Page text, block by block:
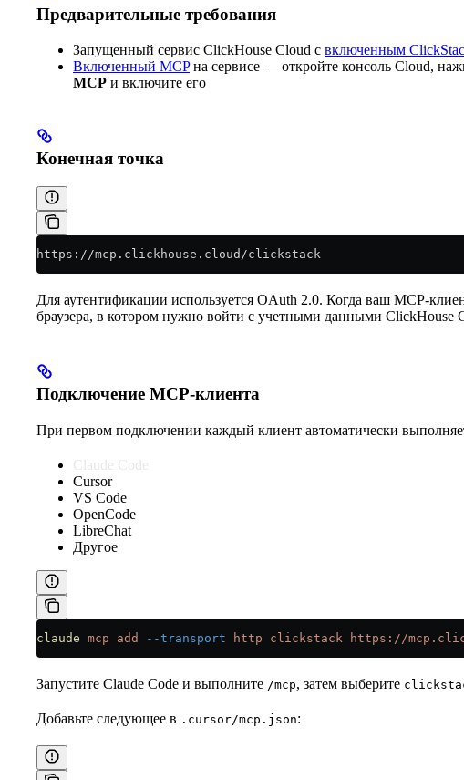
Предварительные требования
Запущенный сервис ClickHouse Cloud с включенным
Включенный MCPна сервисе — откройте консоль Cloud,
MCP и включите его
Конечная точка
https://mcp.clickhouse.cloud/clickstack
Для аутентификации используется OAuth 2.0. Когда ваш MCP-
браузера, в котором нужно войти с учетными данными ClickHouse
Подключение MCP-клиента
При первом подключении каждый клиент автоматически
Claude Code
Cursor
VS Code
OpenCode
LibreChat
Другое
claude mcp add --transport http clickstack https://
Запустите Claude Code и выполните /mcp, затем выберите
Добавьте следующее в .cursor/mcp.json: